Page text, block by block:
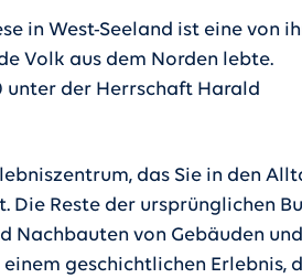
in West-Seeland ist eine von
Volk aus dem Norden lebte.
unter der Herrschaft Harald
das Sie in den
Die Reste der ursprünglichen
Nachbauten von Gebäuden und
geschichtlichen Erlebnis,